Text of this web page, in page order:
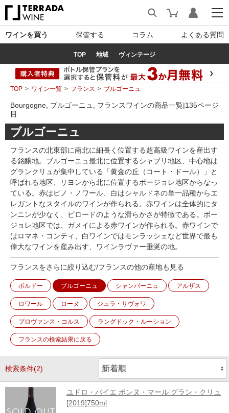
ワインを買う 保管する コラム よくある質問
TOP 地域 ヴィンテージ
TOP ワイン一覧 フランス ブルゴーニュ
Bourgogne, ブルゴーニュ, フランスワインの商品一覧|135ページ
目
ブルゴーニュ
フランスの北東部に南北に細長く位置する超高級ワインを産出す
る銘醸地。ブルゴーニュ最北に位置するシャブリ地区、中心地は
グランクリュが集中している「黄金の丘（コート・ドール）」と
呼ばれる地区、リヨンから北に位置するボージョレ地区からなっ
ている。赤はピノ・ノワール、白はシャルドネの単一品種からエ
レガントなスタイルのワインが作られる。赤ワインは全体的にタ
ンニンが少なく、ビロードのような滑らかさが特徴である。ボー
ジョレ地区では、ガメイによる赤ワインが作られる。赤ワインで
はロマネ・コンティ、白ワインではモンラッシェなど世界で最も
偉大なワインを産み出す、ワインラヴァー垂涎の地。
フランスをさらに絞り込む/フランスの他の産地も見る
ボルドー ブルゴーニュ シャンパーニュ アルザス
ロワール ローヌ ジュラ・サヴォワ
プロヴァンス・コルス ラングドック・ルーション
フランスの検索結果に戻る
検索条件(2)
ユドロ・バイエ ボンヌ・マール グラン・クリュ
[2019]750ml